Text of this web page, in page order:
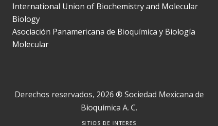
International Union of Biochemistry and Molecular
Biology
Asociación Panamericana de Bioquímica y Biología
Molecular
Derechos reservados, 2026 ® Sociedad Mexicana de
Bioquímica A. C.
SITIOS DE INTERES